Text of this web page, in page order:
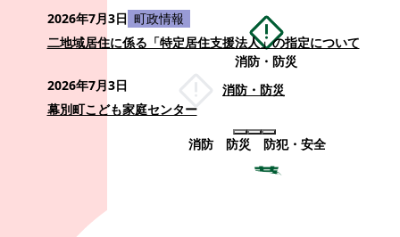
消防・防災
消防・防災
消防 防災 防犯・安全
2026年7月3日 町政情報
二地域居住に係る「特定居住支援法人」の指定について
2026年7月3日
幕別町こども家庭センター